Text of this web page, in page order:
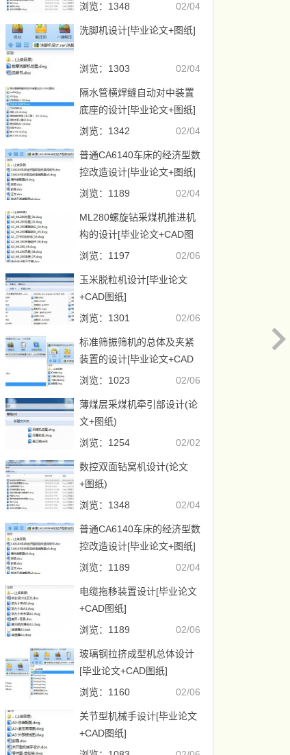
02/04
浏览：1348
洗脚机设计[毕业论文+图纸]
02/04
浏览：1303
隔水管横焊缝自动对中装置
底座的设计[毕业论文+图纸]
02/04
浏览：1342
普通CA6140车床的经济型数
控改造设计[毕业论文+图纸]
02/04
浏览：1189
ML280螺旋钻采煤机推进机
构的设计[毕业论文+CAD图
纸]
02/06
浏览：1197
玉米脱粒机设计[毕业论文
+CAD图纸]
02/06
浏览：1301
标准筛振筛机的总体及夹紧
装置的设计[毕业论文+CAD
图纸]
02/06
浏览：1023
薄煤层采煤机牵引部设计(论
文+图纸)
02/02
浏览：1254
数控双面钻窝机设计(论文
+图纸)
02/04
浏览：1348
普通CA6140车床的经济型数
控改造设计[毕业论文+图纸]
02/04
浏览：1189
电缆拖移装置设计[毕业论文
+CAD图纸]
02/06
浏览：1189
玻璃钢拉挤成型机总体设计
[毕业论文+CAD图纸]
02/06
浏览：1160
关节型机械手设计[毕业论文
+CAD图纸]